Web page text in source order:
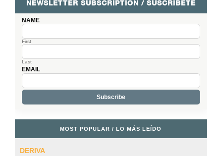
NEWSLETTER SUBSCRIPTION / SUSCRÍBETE
NAME
First
Last
EMAIL
MOST POPULAR / LO MÁS LEÍDO
DERIVA